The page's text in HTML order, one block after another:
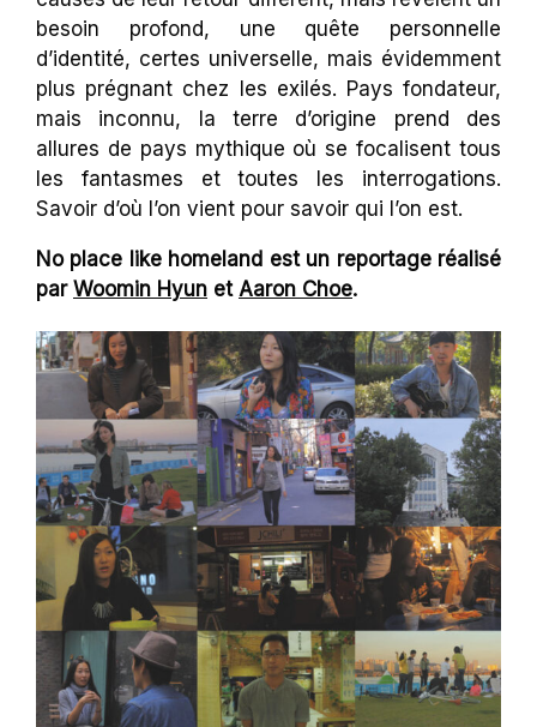
besoin profond, une quête personnelle
d’identité, certes universelle, mais évidemment
plus prégnant chez les exilés. Pays fondateur,
mais inconnu, la terre d’origine prend des
allures de pays mythique où se focalisent tous
les fantasmes et toutes les interrogations.
Savoir d’où l’on vient pour savoir qui l’on est.
No place like homeland est un reportage réalisé
par Woomin Hyun et Aaron Choe.